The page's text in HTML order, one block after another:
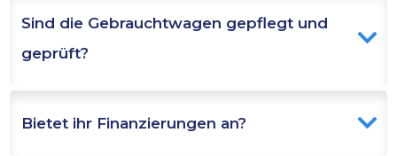
Sind die Gebrauchtwagen gepflegt und
geprüft?
Bietet ihr Finanzierungen an?